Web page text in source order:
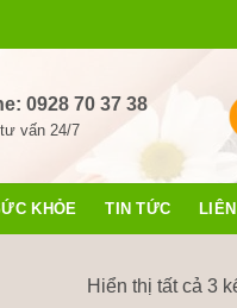
0928 70 37 38
vấn 24/7
KHỎE TIN TỨC
Hiển thị tất cả 3